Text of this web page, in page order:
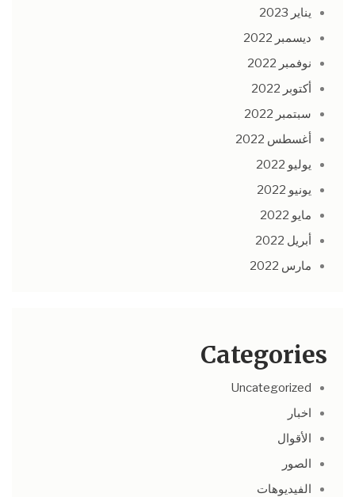
يناير 2023
ديسمبر 2022
نوفمبر 2022
أكتوبر 2022
سبتمبر 2022
أغسطس 2022
يوليو 2022
يونيو 2022
مايو 2022
أبريل 2022
مارس 2022
Categories
Uncategorized
اخبار
الأقوال
الصور
الفيديوهات